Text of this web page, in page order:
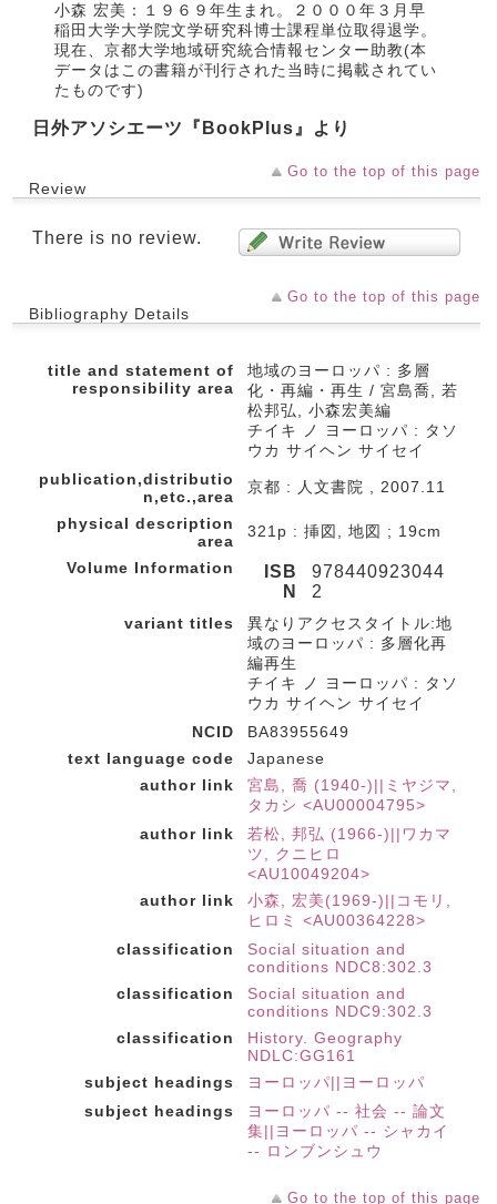
小森 宏美：１９６９年生まれ。２０００年３月早
稲田大学大学院文学研究科博士課程単位取得退学。
現在、京都大学地域研究統合情報センター助教(本
データはこの書籍が刊行された当時に掲載されてい
たものです)
日外アソシエーツ『BookPlus』より
Go to the top of this page
Review
There is no review.
Go to the top of this page
Bibliography Details
title and statement of
responsibility area
地域のヨーロッパ : 多層
化・再編・再生 / 宮島喬, 若
松邦弘, 小森宏美編
チイキ ノ ヨーロッパ : タソ
ウカ サイヘン サイセイ
publication,distributio
n,etc.,area
京都 : 人文書院 , 2007.11
physical description
area
321p : 挿図, 地図 ; 19cm
Volume Information
ISB
N
978440923044
2
variant titles
異なりアクセスタイトル:地
域のヨーロッパ : 多層化再
編再生
チイキ ノ ヨーロッパ : タソ
ウカ サイヘン サイセイ
NCID
BA83955649
text language code
Japanese
author link
宮島, 喬 (1940-)||ミヤジマ,
タカシ <AU00004795>
author link
若松, 邦弘 (1966-)||ワカマ
ツ, クニヒロ
<AU10049204>
author link
小森, 宏美(1969-)||コモリ,
ヒロミ <AU00364228>
classification
Social situation and
conditions NDC8:302.3
classification
Social situation and
conditions NDC9:302.3
classification
History. Geography
NDLC:GG161
subject headings
ヨーロッパ||ヨーロッパ
subject headings
ヨーロッパ -- 社会 -- 論文
集||ヨーロッパ -- シャカイ
-- ロンブンシュウ
Go to the top of this page